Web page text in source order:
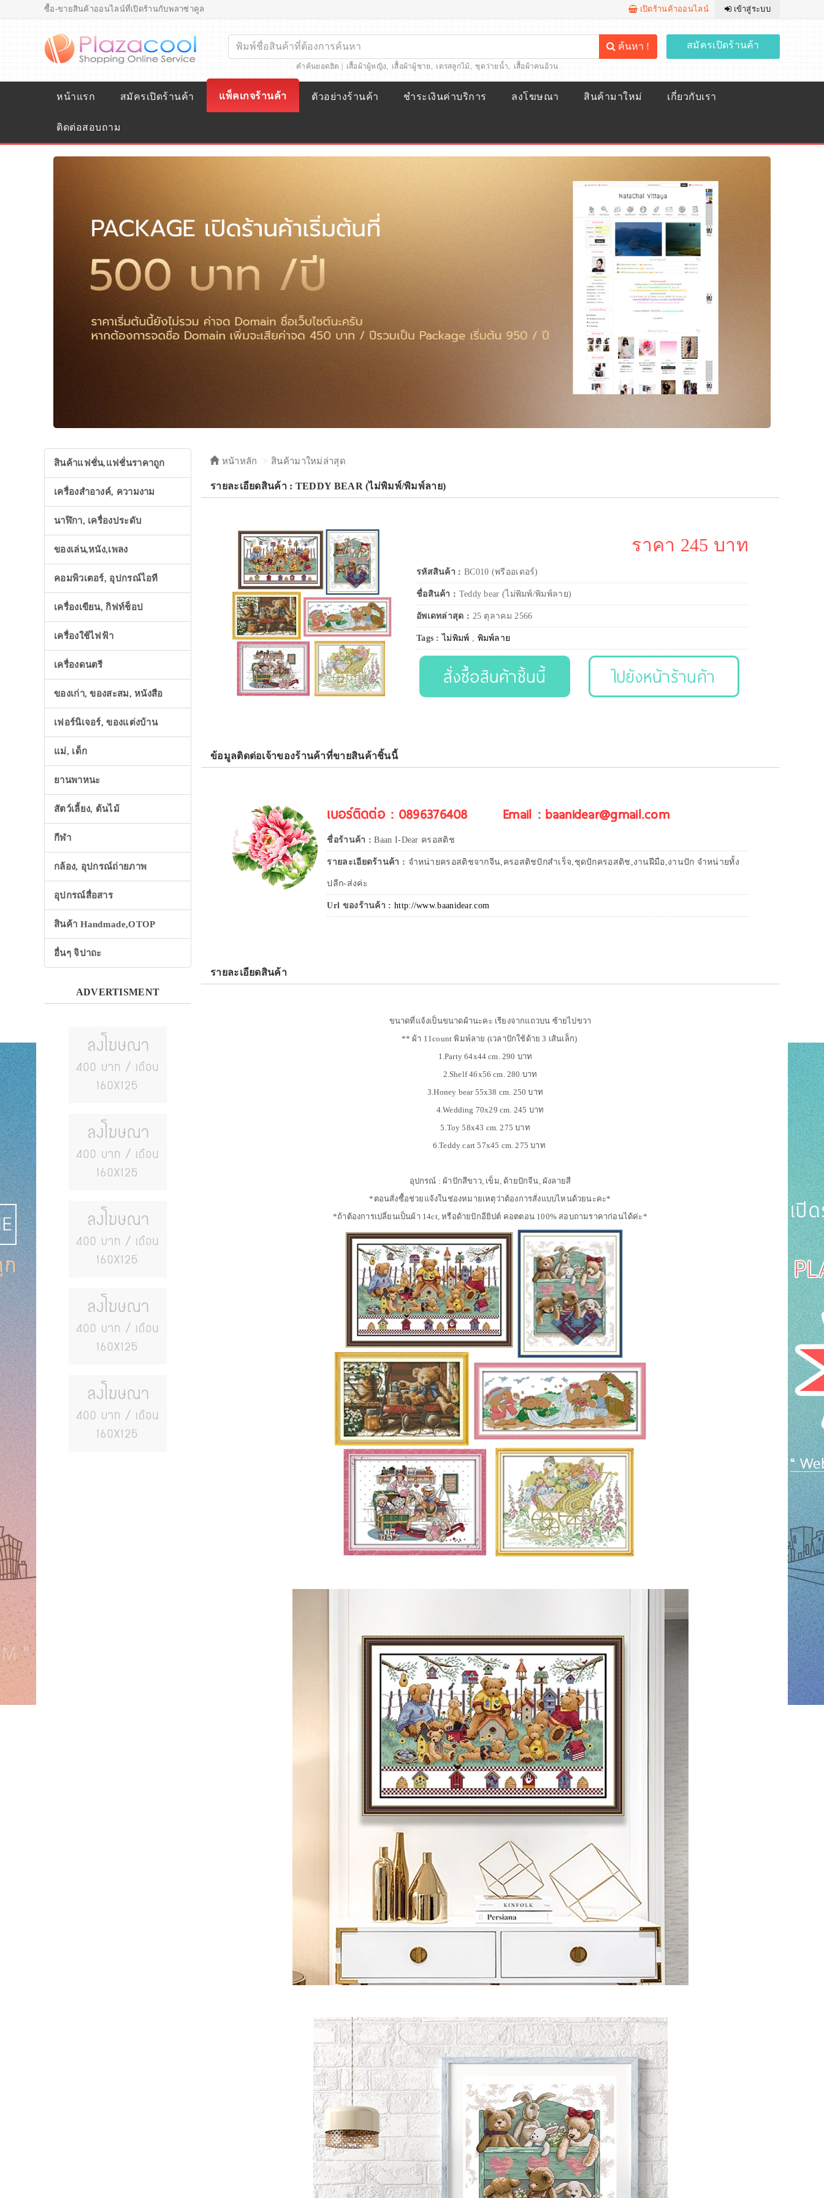
ซื้อ-ขายสินค้าออนไลน์ที่เปิดร้านกับพลาซ่าคูล เปิดร้านค้าออนไลน์ เข้าสู่ระบบ
ค้นหา !
คำค้นยอดฮิต | เสื้อผ้าผู้หญิง, เสื้อผ้าผู้ชาย, เดรสลูกไม้, ชุดว่ายน้ำ, เสื้อผ้าคนอ้วน
สมัครเปิดร้านค้า
หน้าแรก สมัครเปิดร้านค้า แพ็คเกจร้านค้า ตัวอย่างร้านค้า ชำระเงินค่าบริการ ลงโฆษณา สินค้ามาใหม่ เกี่ยวกับเรา
ติดต่อสอบถาม
สินค้าแฟชั่น,แฟชั่นราคาถูก
เครื่องสำอางค์, ความงาม
นาฬิกา, เครื่องประดับ
ของเล่น,หนัง,เพลง
คอมพิวเตอร์, อุปกรณ์ไอที
เครื่องเขียน, กิฟท์ช็อป
เครื่องใช้ไฟฟ้า
เครื่องดนตรี
ของเก่า, ของสะสม, หนังสือ
เฟอร์นิเจอร์, ของแต่งบ้าน
แม่, เด็ก
ยานพาหนะ
สัตว์เลี้ยง, ต้นไม้
กีฬา
กล้อง, อุปกรณ์ถ่ายภาพ
อุปกรณ์สื่อสาร
สินค้า Handmade,OTOP
อื่นๆ จิปาถะ
ADVERTISMENT
หน้าหลัก สินค้ามาใหม่ล่าสุด
รายละเอียดสินค้า : TEDDY BEAR (ไม่พิมพ์/พิมพ์ลาย)
ราคา 245 บาท
รหัสสินค้า : BC010 (พรีออเดอร์)
ชื่อสินค้า : Teddy bear (ไม่พิมพ์/พิมพ์ลาย)
อัพเดทล่าสุด : 25 ตุลาคม 2566
Tags :ไม่พิมพ์ , พิมพ์ลาย
สั่งซื้อสินค้าชิ้นนี้ ไปยังหน้าร้านค้า
ข้อมูลติดต่อเจ้าของร้านค้าที่ขายสินค้าชิ้นนี้
เบอร์ติดต่อ : 0896376408 Email : baanidear@gmail.com
ชื่อร้านค้า :Baan I-Dear ครอสติช
รายละเอียดร้านค้า : จำหน่ายครอสติชจากจีน,ครอสติชปักสำเร็จ,ชุดปักครอสติช,งานฝีมือ,งานปัก จำหน่ายทั้ง
ปลีก-ส่งค่ะ
Url ของร้านค้า : http://www.baanidear.com
รายละเอียดสินค้า
ขนาดที่แจ้งเป็นขนาดผ้านะคะ เรียงจากแถวบน ซ้ายไปขวา
** ผ้า 11count พิมพ์ลาย (เวลาปักใช้ด้าย 3 เส้นเล็ก)
1.Party 64x44 cm. 290 บาท
2.Shelf 46x56 cm. 280 บาท
3.Honey bear 55x38 cm. 250 บาท
4.Wedding 70x29 cm. 245 บาท
5.Toy 58x43 cm. 275 บาท
6.Teddy cart 57x45 cm. 275 บาท
อุปกรณ์ : ผ้าปักสีขาว, เข็ม, ด้ายปักจีน, ผังลายสี
*ตอนสั่งซื้อช่วยแจ้งในช่องหมายเหตุว่าต้องการสั่งแบบไหนด้วยนะคะ*
*ถ้าต้องการเปลี่ยนเป็นผ้า 14ct, หรือด้ายปักอียิปต์ คอตตอน 100% สอบถามราคาก่อนได้ค่ะ*